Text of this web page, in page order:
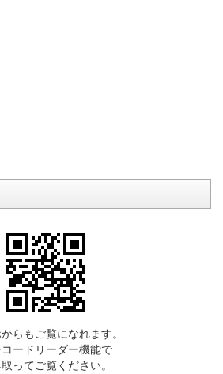
らもご覧になれます。
ードリーダー機能で
ってご覧ください。